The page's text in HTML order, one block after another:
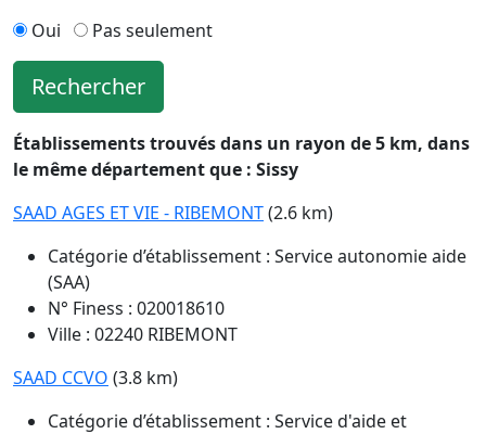
Oui
Pas seulement
Rechercher
Établissements trouvés dans un rayon de 5 km, dans
le même département que : Sissy
SAAD AGES ET VIE - RIBEMONT(2.6 km)
Catégorie d’établissement : Service autonomie aide
(SAA)
N° Finess : 020018610
Ville : 02240 RIBEMONT
SAAD CCVO (3.8 km)
Catégorie d’établissement : Service d'aide et